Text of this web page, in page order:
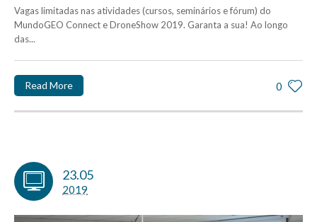
Vagas limitadas nas atividades (cursos, seminários e fórum) do
MundoGEO Connect e DroneShow 2019. Garanta a sua! Ao longo
das...
0
Read More
23.05
2019